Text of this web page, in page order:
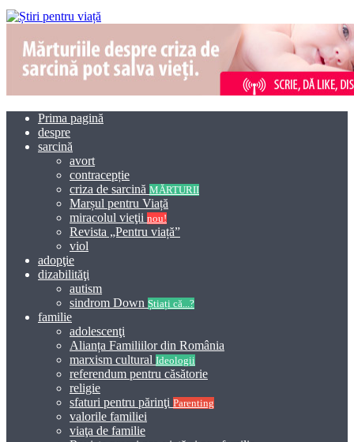
Prima pagină
despre
sarcină
avort
contracepție
criza de sarcină MĂRTURII
Marșul pentru Viață
miracolul vieţii nou!
Revista „Pentru viață”
viol
adopţie
dizabilităţi
autism
sindrom Down Știați că...?
familie
adolescenţi
Alianța Familiilor din România
marxism cultural Ideologii
referendum pentru căsătorie
religie
sfaturi pentru părinţi Parenting
valorile familiei
viaţa de familie